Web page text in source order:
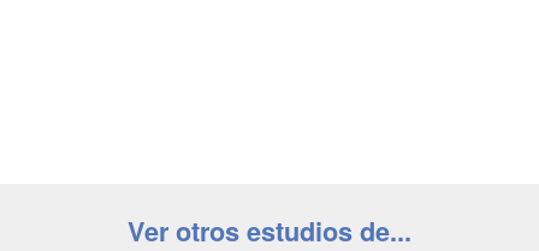
Ver otros estudios de...